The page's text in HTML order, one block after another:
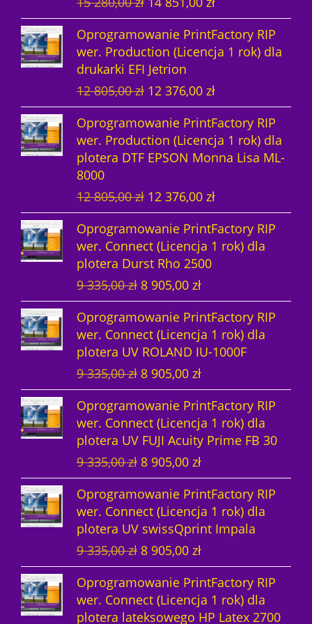
o
t
n
a
c
e
n
a
w
y
o
i
ł
:
1
5
2
8
0
,
0
0
z
ł
.
l
n
a
c
n
a
w
y
n
i
:
5
1
,
z
ł
i
e
r
w
o
t
n
a
c
n
a
w
y
n
o
i
ł
:
1
5
2
8
0
,
0
0
z
ł
.
k
t
u
l
n
a
c
e
a
w
y
n
i
:
1
5
1
,
z
ł
Oprogramowanie PrintFactory RIP
wer. Production (Licencja 1 rok) dla
drukarki EFI Jetrion
12 805,00zł P
i
e
r
w
t
n
a
c
e
n
a
w
y
n
o
i
ł
:
1
2
8
0
5
,
0
0
12 376,00 złA
k
t
u
a
n
a
c
e
w
y
n
o
i
:
1
7
6
,
z
Oprogramowanie PrintFactory RIP
wer. Production (Licencja 1 rok) dla
plotera DTF EPSON Monna Lisa ML-
8000
12 805,00zł P
i
e
r
w
o
t
n
a
c
e
n
a
w
y
n
s
i
a
:
1
2
12 376,00 złA
k
t
u
n
a
c
e
a
w
y
n
s
i
:
3
7
6
Oprogramowanie PrintFactory RIP
wer. Connect (Licencja 1 rok) dla
plotera Durst Rho 2500
9 335,00zł P
i
e
r
w
o
t
n
a
c
e
n
a
w
y
n
s
i
8 905,00 złA
k
t
u
a
l
n
a
c
e
n
a
w
y
n
o
i
:
Oprogramowanie PrintFactory RIP
wer. Connect (Licencja 1 rok) dla
plotera UV ROLAND IU-1000F
9 335,00zł P
i
e
r
w
o
t
n
a
c
e
n
a
w
8 905,00 złA
k
t
u
a
l
n
a
c
e
n
a
w
y
Oprogramowanie PrintFactory RIP
wer. Connect (Licencja 1 rok) dla
plotera UV FUJI Acuity Prime FB 30
9 335,00zł P
i
e
r
w
o
t
n
a
8 905,00 złA
k
t
u
a
l
n
a
c
Oprogramowanie PrintFactory RIP
wer. Connect (Licencja 1 rok) dla
plotera UV swissQprint Impala
9 335,00zł P
i
e
r
8 905,00 złA
k
t
u
Oprogramowanie PrintFactory RIP
wer. Connect (Licencja 1 rok) dla
plotera lateksowego HP Latex 2700